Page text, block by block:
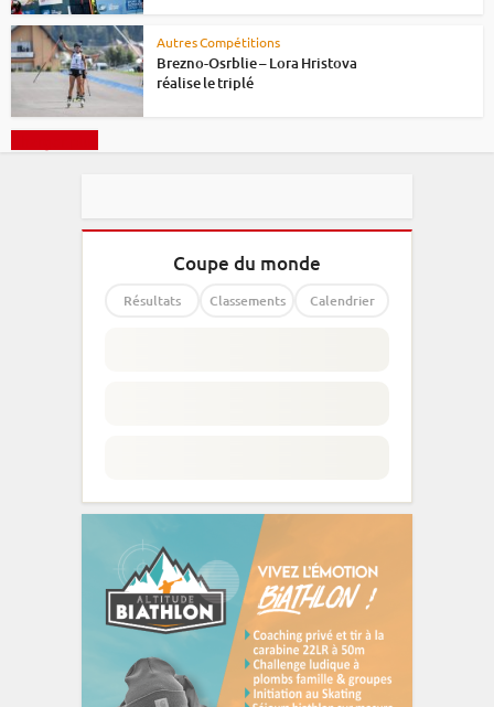
Autres Compétitions
Brezno-Osrblie – Lora Hristova
réalise le triplé
Coupe du monde
Résultats Classements Calendrier